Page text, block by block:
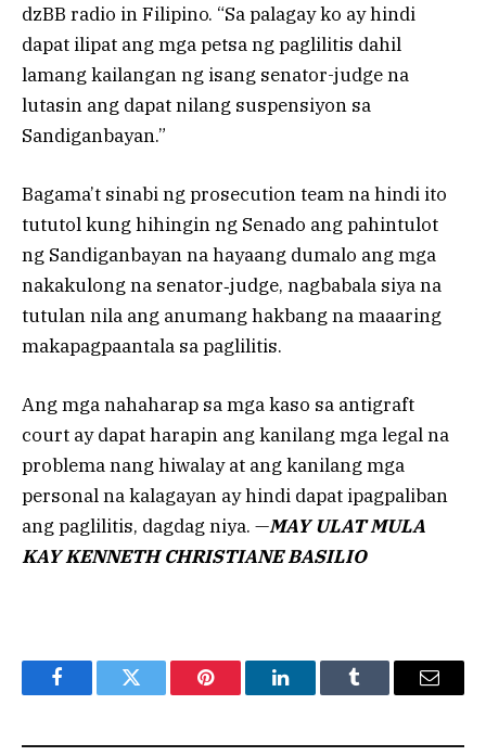
dzBB radio in Filipino. “Sa palagay ko ay hindi
dapat ilipat ang mga petsa ng paglilitis dahil
lamang kailangan ng isang senator-judge na
lutasin ang dapat nilang suspensiyon sa
Sandiganbayan.”
Bagama’t sinabi ng prosecution team na hindi ito
tututol kung hihingin ng Senado ang pahintulot
ng Sandiganbayan na hayaang dumalo ang mga
nakakulong na senator‑judge, nagbabala siya na
tutulan nila ang anumang hakbang na maaaring
makapagpaantala sa paglilitis.
Ang mga nahaharap sa mga kaso sa antigraft
court ay dapat harapin ang kanilang mga legal na
problema nang hiwalay at ang kanilang mga
personal na kalagayan ay hindi dapat ipagpaliban
ang paglilitis, dagdag niya. —MAY ULAT MULA
KAY KENNETH CHRISTIANE BASILIO
FacebookTwitter Pinterest LinkedInTumblr Email